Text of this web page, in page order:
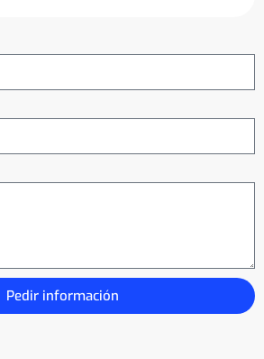
Pedir información